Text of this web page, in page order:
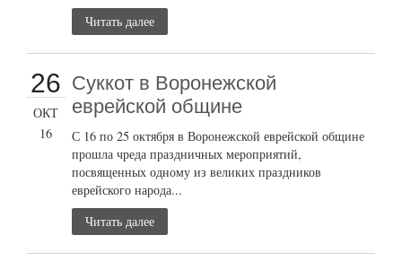
Читать далее
26
ОКТ
16
Суккот в Воронежской
еврейской общине
С 16 по 25 октября в Воронежской еврейской общине
прошла чреда праздничных мероприятий,
посвященных одному из великих праздников
еврейского народа...
Читать далее